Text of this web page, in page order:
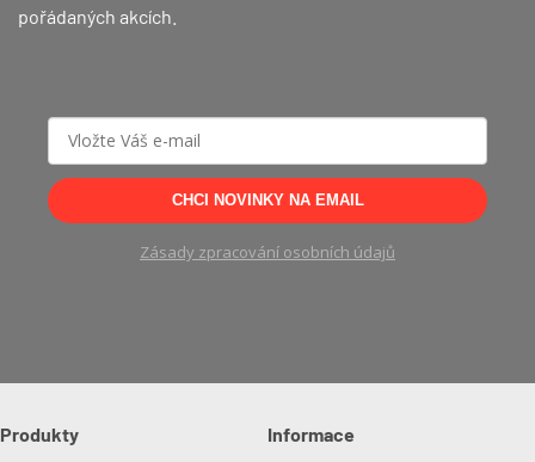
pořádaných akcích.
CHCI NOVINKY NA EMAIL
Zásady zpracování osobních údajů
Produkty Informace